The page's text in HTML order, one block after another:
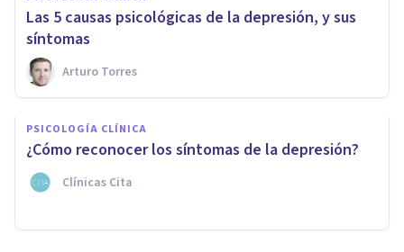
​Las 5 causas psicológicas de la depresión, y sus
síntomas
Arturo Torres
PSICOLOGÍA CLÍNICA
¿Cómo reconocer los síntomas de la depresión?
Clínicas Cita